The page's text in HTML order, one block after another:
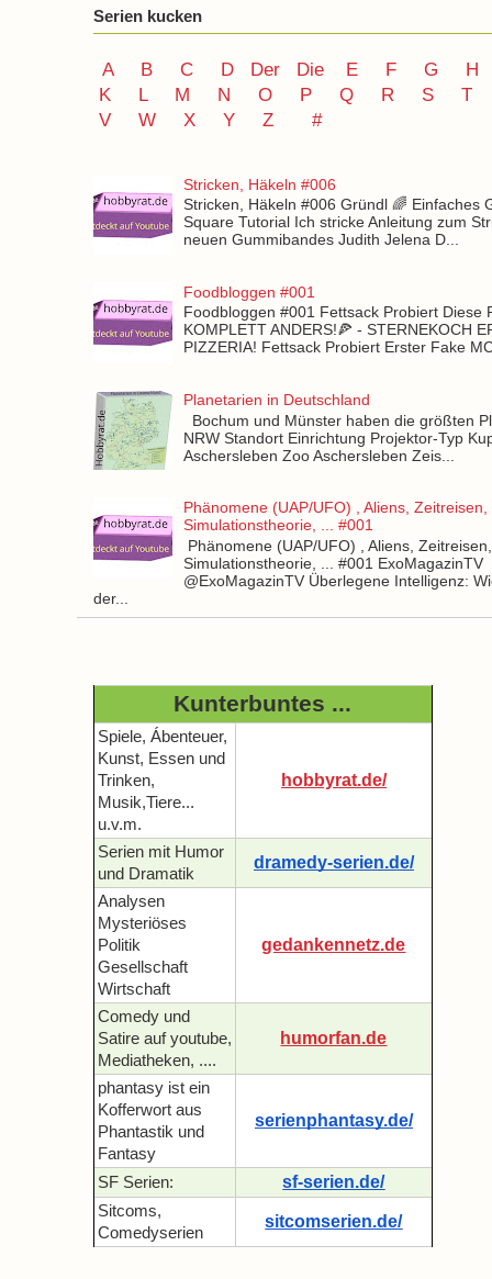
Serien kucken
A B C D Der Die E F G
H
K
L M N O P Q R S
T
V
W X Y Z #
Stricken, Häkeln #006
Stricken, Häkeln #006 Gründl 🌈 Einfaches
Square Tutorial Ich stricke Anleitung zum
neuen Gummibandes Judith Jelena D...
Foodbloggen #001
Foodbloggen #001 Fettsack Probiert Diese
KOMPLETT ANDERS!🍕 - STERNEKOCH
PIZZERIA! Fettsack Probiert Erster Fake
Planetarien in Deutschland
Bochum und Münster haben die größten
NRW Standort Einrichtung Projektor-Typ
Aschersleben Zoo Aschersleben Zeis...
Phänomene (UAP/UFO) , Aliens, Zeitreisen,
Simulationstheorie, ... #001
Phänomene (UAP/UFO) , Aliens, Zeitreisen,
Simulationstheorie, ... #001 ExoMagazinTV
@ExoMagazinTV Überlegene Intelligenz:
der...
Kunterbuntes ...
Spiele, Ábenteuer,
Kunst, Essen und
Trinken,
Musik,Tiere...
u.v.m.
hobbyrat.de/
Serien mit Humor
und Dramatik
dramedy-serien.de/
Analysen
Mysteriöses
Politik
Gesellschaft
Wirtschaft
gedankennetz.de
Comedy und
Satire auf youtube,
Mediatheken, ....
humorfan.de
phantasy ist ein
Kofferwort aus
Phantastik und
Fantasy
serienphantasy.de/
SF Serien: sf-serien.de/
Sitcoms,
Comedyserien
sitcomserien.de/